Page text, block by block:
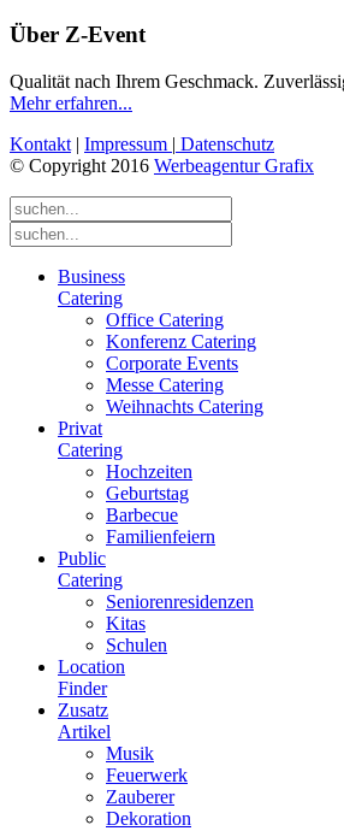
Über Z-Event
Qualität nach Ihrem Geschmack.
Mehr erfahren...
Kontakt | Impressum | Datenschutz
© Copyright 2016 Werbeagentur Grafix
Business
Catering
Office Catering
Konferenz Catering
Corporate Events
Messe Catering
Weihnachts Catering
Privat
Catering
Hochzeiten
Geburtstag
Barbecue
Familienfeiern
Public
Catering
Seniorenresidenzen
Kitas
Schulen
Location
Finder
Zusatz
Artikel
Musik
Feuerwerk
Zauberer
Dekoration